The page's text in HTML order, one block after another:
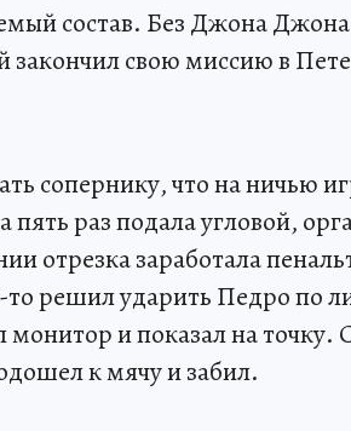
состав. Без Джона
свою миссию в
сопернику, что на ничью
раз подала угловой,
отрезка заработала
решил ударить Педро по
и показал на точку.
к мячу и забил.